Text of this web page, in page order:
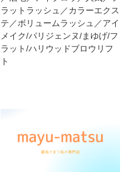
ラットラッシュ／カラーエクス
テ／ボリュームラッシュ／アイ
メイク/パリジェンヌ/まゆげ/フ
ラット/ハリウッドブロウリフ
ト